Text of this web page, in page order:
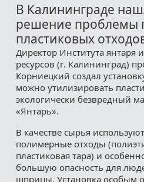
В Калининграде
решение проблемы
пластиковых
Директор Института янтаря
ресурсов (г. Калининград)
Корниецкий создал
можно утилизировать
экологически безвредный
«Янтарь».
В качестве сырья
полимерные отходы
пластиковая тара) и
большую опасность для
шприцы. Установка особым